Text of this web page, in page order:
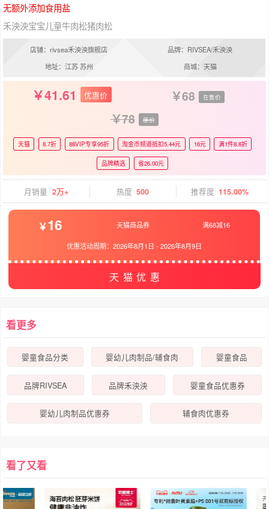
无额外添加食用盐
禾泱泱宝宝儿童牛肉松猪肉松
店铺：rivsea禾泱泱旗舰店
品牌：RIVSEA/禾泱泱
地址：江苏 苏州
商城：天猫
41.61 优惠价 68 在售价
78 原价
天猫 8.7折 88VIP专享95折 淘金币频道抵扣5.44元 16元 满1件8.8折
品牌精选 省26.00元
月销量 2万+ 热度 500 推荐度 115.00%
16 天猫商品券 满68减16
优惠活动周期：2026年8月1日 -2026年8月9日
天猫优惠
看更多
婴童食品分类 婴幼儿肉制品/辅食肉 婴童食品
品牌RIVSEA 品牌禾泱泱 婴童食品优惠券
婴幼儿肉制品优惠券 辅食肉优惠券
看了又看